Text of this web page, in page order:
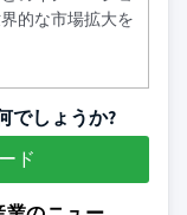
的な市場拡大を
でしょうか?
ド